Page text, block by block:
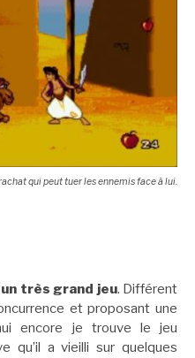
qui peut tuer les ennemis face à lui.
très grand jeu. Différent
et proposant une
encore je trouve le jeu
qu’il a vieilli sur quelques